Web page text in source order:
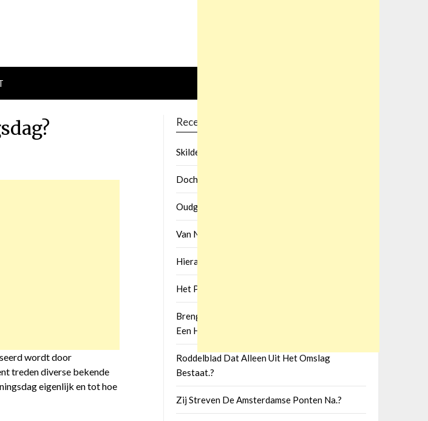
wordt door
treden diverse bekende
eigenlijk en tot hoe
Recent Posts
Skilderswinkel Dyʼt Immen De Kop Kostje Kin.?
Doch T Is Een Maand.?
Oudgrieks Blaasinstrument.?
Van N Condoom Is Hier Niet De Rede.?
Hierachter zit je mooi vast. (7 letters?
Het Patroon Van Een Filmfamilie.?
Brengt Het Werk In De Keuken Fijntjes Naar
Een Hoger Niveau.?
Roddelblad Dat Alleen Uit Het Omslag
Bestaat.?
Zij Streven De Amsterdamse Ponten Na.?